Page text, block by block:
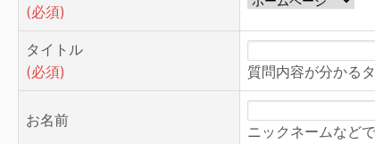
(必須)
タイトル
(必須)
質問内容が分かる
お名前
ニックネームなど